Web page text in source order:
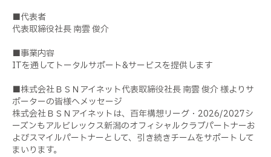
■代表者
代表取締役社長 南雲 俊介
■事業内容
ITを通してトータルサポート&サービスを提供します
■株式会社ＢＳＮアイネット代表取締役社長 南雲 俊介 様よりサ
ポーターの皆様へメッセージ
株式会社ＢＳＮアイネットは、百年構想リーグ・2026/2027シ
ーズンもアルビレックス新潟のオフィシャルクラブパートナーお
よびスマイルパートナーとして、引き続きチームをサポートして
まいります。